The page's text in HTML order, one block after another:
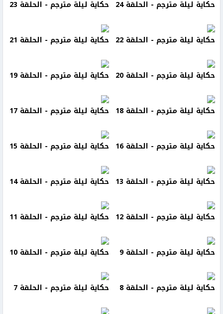
حكاية ليلة مترجم - الحلقة 24 حكاية ليلة مترجم - الحلقة 23
حكاية ليلة مترجم - الحلقة 22 حكاية ليلة مترجم - الحلقة 21
حكاية ليلة مترجم - الحلقة 20 حكاية ليلة مترجم - الحلقة 19
حكاية ليلة مترجم - الحلقة 18 حكاية ليلة مترجم - الحلقة 17
حكاية ليلة مترجم - الحلقة 16 حكاية ليلة مترجم - الحلقة 15
حكاية ليلة مترجم - الحلقة 13 حكاية ليلة مترجم - الحلقة 14
حكاية ليلة مترجم - الحلقة 12 حكاية ليلة مترجم - الحلقة 11
حكاية ليلة مترجم - الحلقة 9 حكاية ليلة مترجم - الحلقة 10
حكاية ليلة مترجم - الحلقة 8 حكاية ليلة مترجم - الحلقة 7